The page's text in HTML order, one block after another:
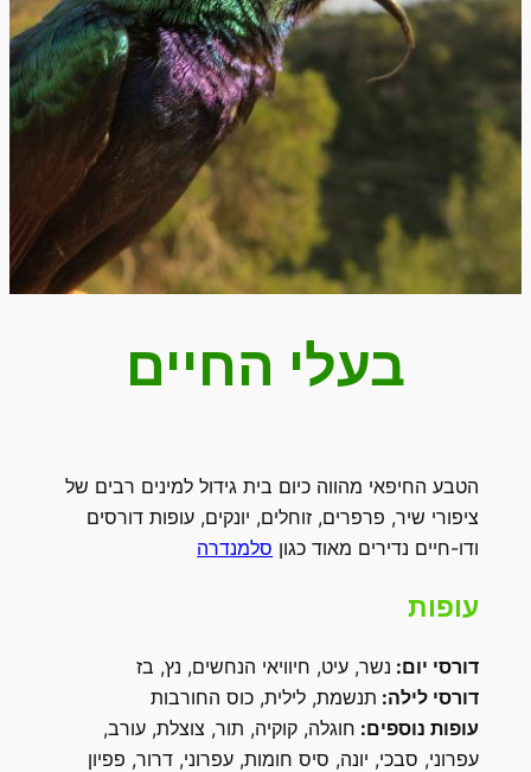
בעלי החיים
הטבע החיפאי מהווה כיום בית גידול למינים רבים של
ציפורי שיר, פרפרים, זוחלים, יונקים, עופות דורסים
ודו-חיים נדירים מאוד כגון סלמנדרה
עופות
דורסי יום: נשר, עיט, חיוויאי הנחשים, נץ, בז
דורסי לילה: תנשמת, לילית, כוס החורבות
עופות נוספים: חוגלה, קוקיה, תור, צוצלת, עורב,
עפרוני, סבכי, יונה, סיס חומות, עפרוני, דרור, פפיון